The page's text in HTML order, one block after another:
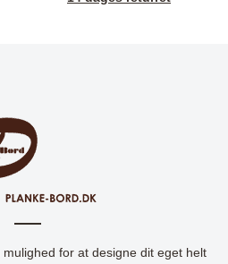
for at designe dit eget helt